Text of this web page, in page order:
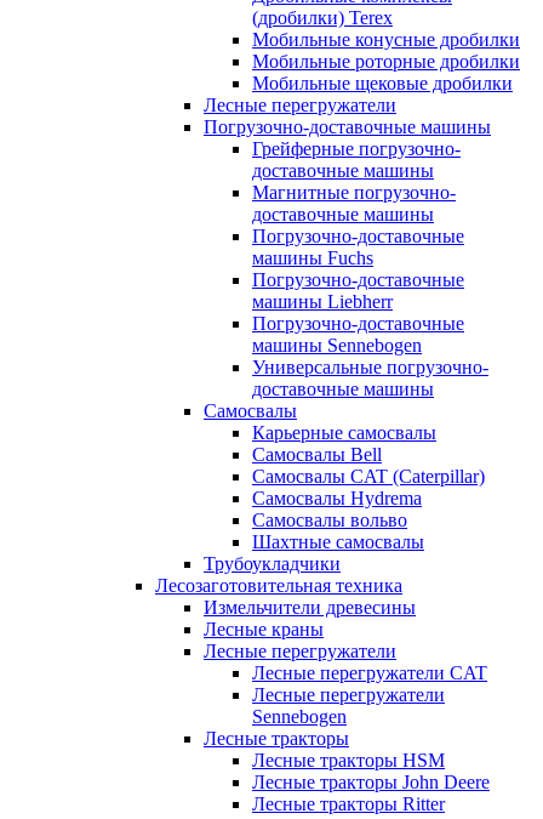
(дробилки) Terex
Мобильные конусные дробилки
Мобильные роторные дробилки
Мобильные щековые дробилки
Лесные перегружатели
Погрузочно-доставочные машины
Грейферные погрузочно-
доставочные машины
Магнитные погрузочно-
доставочные машины
Погрузочно-доставочные
машины Fuchs
Погрузочно-доставочные
машины Liebherr
Погрузочно-доставочные
машины Sennebogen
Универсальные погрузочно-
доставочные машины
Самосвалы
Карьерные самосвалы
Самосвалы Bell
Самосвалы CAT (Caterpillar)
Самосвалы Hydrema
Самосвалы вольво
Шахтные самосвалы
Трубоукладчики
Лесозаготовительная техника
Измельчители древесины
Лесные краны
Лесные перегружатели
Лесные перегружатели CAT
Лесные перегружатели
Sennebogen
Лесные тракторы
Лесные тракторы HSM
Лесные тракторы John Deere
Лесные тракторы Ritter